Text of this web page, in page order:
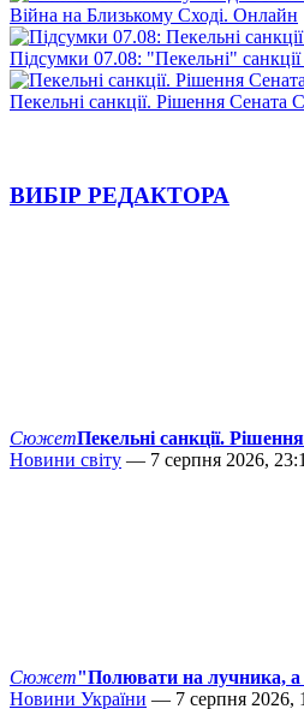
Війна на Близькому Сході. Онлайн
Підсумки 07.08: "Пекельні"
Пекельні санкції. Рішення
ВИБІР РЕДАКТОРА
СюжетПекельні санкції.
Новини світу — 7 серпня 2026,
Сюжет"Полювати на лучника, а
Новини України — 7 серпня 2026,